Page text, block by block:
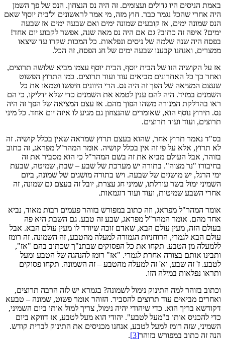
באמת הניסים היו גדולים ועצומים. זה היה נס הנצחון. הנס של פך השמן
היה אחרי שהכל נגמר כבר. חוץ מזה, מי אמר לראשונים ול'בית יוסף' שאם
הנס שמונה ימים, אז קובעים שמונה ימים ואם שבעה ימים אז שבעה
ימים? איפה זה כתוב? גם אם היה נס מאה שנה, אפשר לקבוע יום אחד!
בפסח היה שנה שלמה של ניסים ונפלאות. כל המכות שקרו עד שיצאו
ממצרים, ואנחנו קבענו שבעה ימים של חג הפסח, זה הכל.
אז על הקושיה הזו של הבית יוסף, הבית יוסף עצמו מביא שלושה תרוצים,
ואחר כך כל האחרונים מביאים עוד ועוד תרוצים. כמו התרוץ הפשוט
שעצם המציאה של הפך זה היה נס. הרי היוונים חיפשו וטמאו את כל
השמנים במזיד. היה להם ענין לטמא את השמנים כדי שלא ידליקו, כי הם
ראו בהדלקת המנורה משהו הפוך מהם. אז עצם המציאה של הפך זה היה
נס. תירוץ נוסף הוא, שאומרים שהנצחון גם מגיע לו איזה יום אחד. כל מיני
תרוצים, ועוד ועוד תרוצים.
בס"ד נאמר תרוץ אחר, שהוא בעצם תרוץ שמראה שאין בכלל קושיה. זה
לא תרוץ, אלא על פי זה אין בכלל קושיה. אומר המהר"ל מפראג, זה כתוב
בזוהר, אבל העולם מביא את זה בשם המהר"ל כי הוא מסביר את זה
בחיבורו "נר מצוה". בתורה יש מערכת של שבע – שבת, שמיטה, שבעת
ימי הרגל, יש מושגים של שבעה. ויש בתורה מושגים של שמונה, ביום
השמיני ימול בשר עורלתו, שמיני חג עצרת, יובל זה בעצם גם שמונה, זה
אחרי השבע שמיטות, ועוד ועוד דוגמאות.
אומר המהר"ל מפראג, וזה כתוב במפורש בזוהר פעמים רבות מאוד, נביא
אחד מהם. אומר המהר"ל מפראג, שבע זה טבע. גם השבת היא פה
בעולם הזה, מעין עולם הבא, שאדם זוכה שיורד לו מעין עולם הבא. אבל
עולם הבא לגמרי, הרוחניות הגמורה למעלה מהטבע, זה השמונה. זה רומז
ללמעלה מן הטבע. תקחו את כל הפסוקים שבתנ"ך שכתוב בהם "אז",
ותבינו אותם בצורה אחרת לגמרי. "אז" רומז להנהגה של הטבע ומעל
לטבע. ז' זה שבע, וא' זה למעלה מהטבע – זה השמונה. תקחו פסוקים
ותראו נפלאות במילה הזו.
וכתוב בזוהר למה התינוק נימול לשמונה? בגמרא יש לזה הרבה תרוצים,
ואחרים מביאים עוד תרוצים להסביר. הזוהר אומר פשוט, שמונה – טבעא
דקודשא בריך הוא. כדי שיהודי יהיה נימול, צריך למול אותו ביום השמיני,
כדי להכניס אותו ב"מעל לטבע". יהודי הוא מעל לטבע, אז דווקא ביום
השמיני, שזה רומז למעל לטבע, אנחנו מכניסים את התינוק לברית קודש.
הנה זה כתוב במפורש בזוהר[3]
.